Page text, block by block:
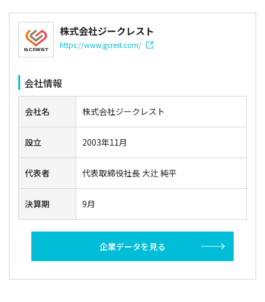
株式会社ジークレスト
https://www.gcrest.com/
会社情報
会社名 株式会社ジークレスト
設立 2003年11月
代表者 代表取締役社長 大辻 純平
決算期 9月
企業データを見る